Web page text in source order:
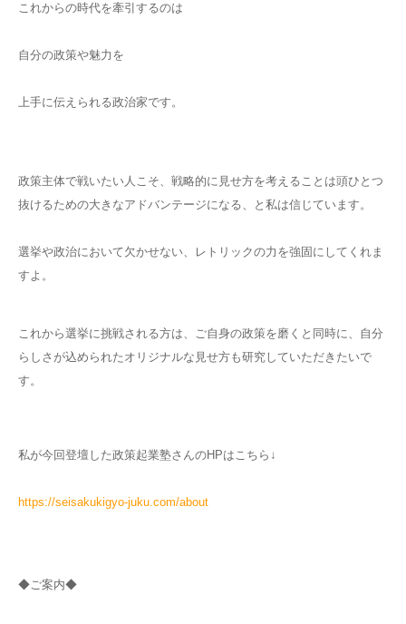
これからの時代を牽引するのは
自分の政策や魅力を
上手に伝えられる政治家です。
政策主体で戦いたい人こそ、戦略的に見せ方を考えることは頭ひとつ
抜けるための大きなアドバンテージになる、と私は信じています。
選挙や政治において欠かせない、レトリックの力を強固にしてくれま
すよ。
これから選挙に挑戦される方は、ご自身の政策を磨くと同時に、自分
らしさが込められたオリジナルな見せ方も研究していただきたいで
す。
私が今回登壇した政策起業塾さんのHPはこちら↓
https://seisakukigyo-juku.com/about
◆ご案内◆